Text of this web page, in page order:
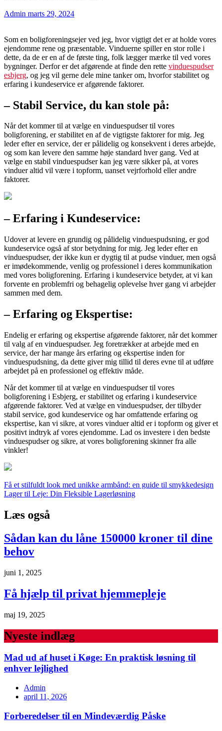
Admin marts 29, 2024
Som en boligforeningsejer ved jeg, hvor vigtigt det er at holde vores
ejendomme rene og præsentable. Vinduerne spiller en stor rolle i
dette, da de er en af de første ting, folk lægger mærke til ved vores
bygninger. Derfor er det afgørende at finde den rette vinduespudser
esbjerg, og jeg vil gerne dele mine tanker om, hvorfor stabilitet og
erfaring i kundeservice er afgørende faktorer.
– Stabil Service, du kan stole på:
Når det kommer til at vælge en vinduespudser til vores
boligforening, er stabilitet en af de vigtigste faktorer for mig. Jeg
leder efter en service, der er pålidelig og konsekvent i deres arbejde,
og som kan levere den samme høje standard hver gang. Ved at
vælge en stabil vinduespudser kan jeg være sikker på, at vores
vinduer altid vil være i topform, uanset vejrforhold eller andre
faktorer.
– Erfaring i Kundeservice:
Udover at levere en grundig og pålidelig vinduespudsning, er god
kundeservice også af stor betydning for mig. Jeg leder efter en
vinduespudser, der ikke kun er dygtig til at pudse vinduer, men også
er imødekommende, venlig og professionel i deres kommunikation
med vores boligforening. Erfaring i kundeservice betyder, at vi kan
forvente en problemfri og behagelig oplevelse hver gang vi arbejder
sammen med dem.
– Erfaring og Ekspertise:
Endelig er erfaring og ekspertise afgørende faktorer, når det kommer
til valg af en vinduespudser. Jeg foretrækker at arbejde med en
service, der har mange års erfaring og ekspertise inden for
vinduespudsning, da dette giver mig tillid til deres evne til at udføre
arbejdet på en professionel og effektiv måde.
Når det kommer til at vælge en vinduespudser til vores
boligforening i Esbjerg, er stabilitet og erfaring i kundeservice
afgørende faktorer. Ved at vælge en vinduespudser, der tilbyder
stabil service, god kundeservice og har omfattende erfaring og
ekspertise, kan vi sikre, at vores vinduer altid er i topform og giver et
positivt indtryk af vores ejendomme. Lad os investere i den bedste
vinduespudser og sikre, at vores boligforening skinner fra alle
vinkler!
Indlægsnavigation
Få et stilfuldt look med unikke armbånd: en guide til smykkedesign
Lager til Leje: Din Fleksible Lagerløsning
Læs også
Sådan kan du låne 150000 kroner til dine
behov
juni 1, 2025
Få hjælp til privat hjemmepleje
maj 19, 2025
Nyeste indlæg
Mad ud af huset i Køge: En praktisk løsning til
enhver lejlighed
Admin
april 11, 2026
Forberedelser til en Mindeværdig Påske